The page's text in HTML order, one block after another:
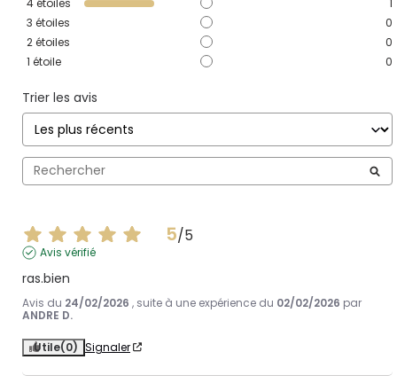
3 étoiles
0
2étoiles
0
1 étoile 0
Trier les avis
5/5
Avis vérifié
ras.bien
Avis du 24/02/2026 , suite à une expérience du 02/02/2026 par
ANDRE D.
Utile(0) Signaler